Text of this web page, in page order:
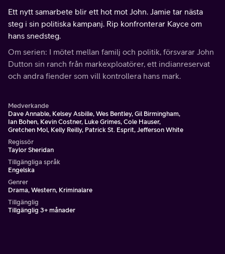
Ett nytt samarbete blir ett hot mot John. Jamie tar nästa
steg i sin politiska kampanj. Rip konfronterar Kayce om
hans snedsteg.
Om serien: I mötet mellan familj och politik, försvarar John
Dutton sin ranch från markexploatörer, ett indianreservat
och andra fiender som vill kontrollera hans mark.
Medverkande
Dave Annable, Kelsey Asbille, Wes Bentley, Gil Birmingham,
Ian Bohen, Kevin Costner, Luke Grimes, Cole Hauser,
Gretchen Mol, Kelly Reilly, Patrick St. Esprit, Jefferson White
Regissör
Taylor Sheridan
Tillgängliga språk
Engelska
Genrer
Drama, Western, Kriminalare
Tillgänglig
Tillgänglig 3+ månader